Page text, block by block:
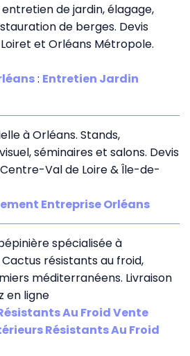
de jardin, élagage,
de berges. Devis
et Orléans Métropole.
: Entretien Jardin
à Orléans. Stands,
séminaires et salons. Devis
Val de Loire & Île-de-
Entreprise Orléans
spécialisée à
résistants au froid,
méditerranéens. Livraison
en ligne
Au Froid Vente
Résistants Au Froid